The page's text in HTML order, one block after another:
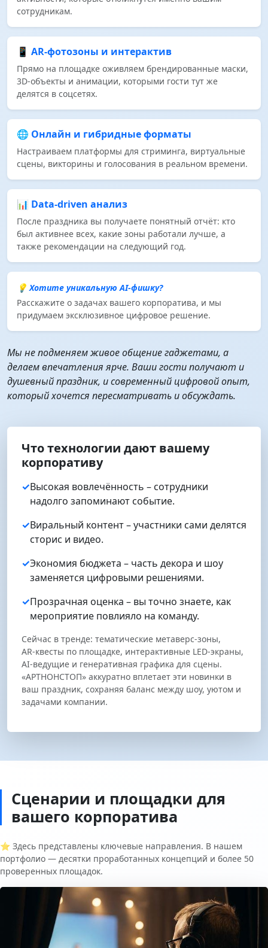
сотрудникам.
📱 AR‑фотозоны и интерактив
Прямо на площадке оживляем брендированные маски,
3D‑объекты и анимации, которыми гости тут же
делятся в соцсетях.
🌐 Онлайн и гибридные форматы
Настраиваем платформы для стриминга, виртуальные
сцены, викторины и голосования в реальном времени.
📊 Data‑driven анализ
После праздника вы получаете понятный отчёт: кто
был активнее всех, какие зоны работали лучше, а
также рекомендации на следующий год.
💡 Хотите уникальную AI-фишку?
Расскажите о задачах вашего корпоратива, и мы
придумаем эксклюзивное цифровое решение.
Мы не подменяем живое общение гаджетами, а
делаем впечатления ярче. Ваши гости получают и
душевный праздник, и современный цифровой опыт,
который хочется пересматривать и обсуждать.
Что технологии дают вашему
корпоративу
✓Высокая вовлечённость – сотрудники
надолго запоминают событие.
✓Виральный контент – участники сами делятся
сторис и видео.
✓Экономия бюджета – часть декора и шоу
заменяется цифровыми решениями.
✓Прозрачная оценка – вы точно знаете, как
мероприятие повлияло на команду.
Сейчас в тренде: тематические метаверс‑зоны,
AR‑квесты по площадке, интерактивные LED‑экраны,
AI‑ведущие и генеративная графика для сцены.
«АРТНОНСТОП» аккуратно вплетает эти новинки в
ваш праздник, сохраняя баланс между шоу, уютом и
задачами компании.
Сценарии и площадки для
вашего корпоратива
⭐ Здесь представлены ключевые направления. В нашем
портфолио — десятки проработанных концепций и более 50
проверенных площадок.